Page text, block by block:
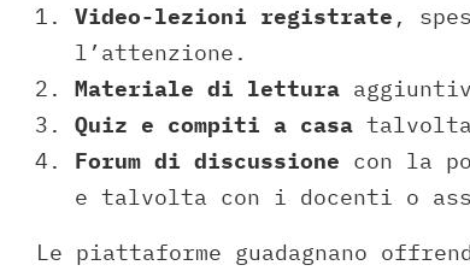
Video-lezioni registrate ,
l’attenzione.
Materiale di lettura
Quiz e compiti a casa
Forum di discussione con la
e talvolta con i docenti o
Le piattaforme guadagnano